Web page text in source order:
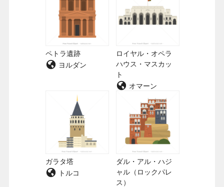
ペトラ遺跡
ヨルダン
ロイヤル・オペラ
ハウス・マスカッ
ト
オマーン
ガラタ塔
トルコ
ダル・アル・ハジ
ャル（ロックパレ
ス）